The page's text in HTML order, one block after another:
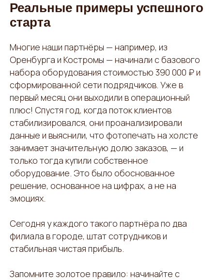
Реальные примеры успешного
старта
Многие наши партнёры — например, из
Оренбурга и Костромы — начинали с базового
набора оборудования стоимостью 390 000 ₽ и
сформированной сети подрядчиков. Уже в
первый месяц они выходили в операционный
плюс! Спустя год, когда поток клиентов
стабилизировался, они проанализировали
данные и выяснили, что фотопечать на холсте
занимает значительную долю заказов, — и
только тогда купили собственное
оборудование. Это было обоснованное
решение, основанное на цифрах, а не на
эмоциях.
Сегодня у каждого такого партнёра по два
филиала в городе, штат сотрудников и
стабильная чистая прибыль.
Запомните золотое правило: начинайте с